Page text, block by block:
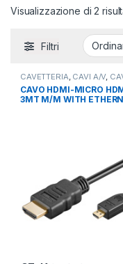
Visualizzazione di 2
Filtri
CAVETTERIA, CAVI A/V,
HDMI
CAVO HDMI-MICRO
3MT M/M WITH